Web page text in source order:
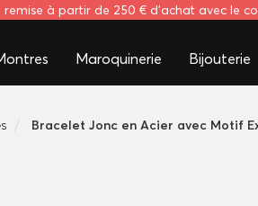
à partir de 250 € d'achat avec le
Maroquinerie Bijouterie
Bracelet Jonc en Acier avec Motif